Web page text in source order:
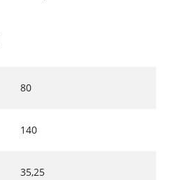
80
140
35,25